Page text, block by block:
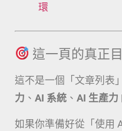
環
這一頁的真正
這不是一個「文章列表
力 、 AI 系統 、 AI 生產力
如果你準備好從「使用